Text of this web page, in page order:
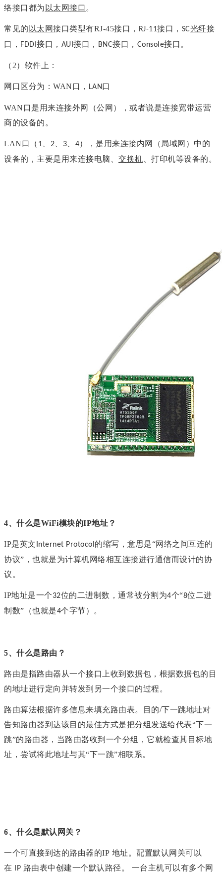
络接口都为 以太网接口 。
常见的 以太网接口类型有RJ-45接口， RJ-11接口， SC光纤接
口， FDDI 接口， AUI 接口， BNC接口， Console接口。
（ 2） 软件上：
网口区分为：WAN口， LAN口
WAN口是用来连接外网（公网），或者说是连接宽带运营
商的设备的。
LAN口（ 1 2 3 4），是用来连接内网（局域网）中的
设备的，主要是用来连接电脑、 交换机 、打印机等设备的。
4、 什么是WiFi模块的IP地址 ？
IP是英文 Internet Protocol 的缩写，意思是“网络之间互连的
协议”，也就是为计算机网络相互连接进行通信而设计的协
议。
IP地址是一个32位的二进制数，通常被分割为4个“8位二进
制数”（也就是4个字节）。
5、 什么是路由？
路由是指路由器从一个接口上收到数据包，根据数据包的目
的地址进行定向并转发到另一个接口的过程。
路由算法根据许多信息来填充路由表。目的/下一跳地址对
告知路由器到达该目的最佳方式是把分组发送给代表“下一
跳”的路由器，当路由器收到一个分组，它就检查其目标地
址，尝试将此地址与其“下一跳”相联系。
6、 什么是默认网关？
一个可直接到达的路由器的IP 地址。配置默认网关可以
在
IP 路由表中创建一个默认路径。 一台主机可以有多个网